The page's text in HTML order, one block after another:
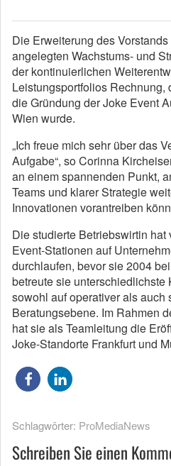
Die Erweiterung des
angelegten Wachstums- und
der kontinuierlichen
Leistungsportfolios Rechnung,
die Gründung der Joke Event
Wien wurde.
„Ich freue mich sehr über das
Aufgabe“, so Corinna
an einem spannenden Punkt,
Teams und klarer Strategie
Innovationen vorantreiben
Die studierte Betriebswirtin
Event-Stationen auf
durchlaufen, bevor sie 2004
betreute sie
sowohl auf operativer als auch
Beratungsebene. Im Rahmen
hat sie als Teamleitung die
Joke-Standorte Frankfurt und
Schlagwörter: ProMediaNews
Schreiben Sie einen